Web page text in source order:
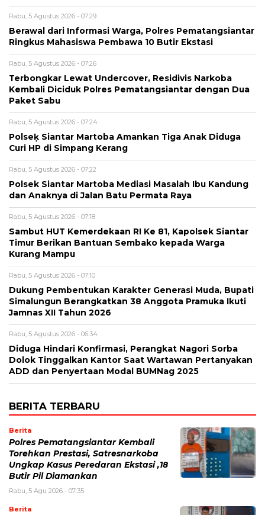
Rabu, 5 Agustus 2026 - 07:29
Berawal dari Informasi Warga, Polres Pematangsiantar
Ringkus Mahasiswa Pembawa 10 Butir Ekstasi
Rabu, 5 Agustus 2026 - 07:26
Terbongkar Lewat Undercover, Residivis Narkoba
Kembali Diciduk Polres Pematangsiantar dengan Dua
Paket Sabu
Rabu, 5 Agustus 2026 - 07:24
Polseķ Siantar Martoba Amankan Tiga Anak Diduga
Curi HP di Simpang Kerang
Rabu, 5 Agustus 2026 - 07:22
Polsek Siantar Martoba Mediasi Masalah Ibu Kandung
dan Anaknya di Jalan Batu Permata Raya
Rabu, 5 Agustus 2026 - 07:18
Sambut HUT Kemerdekaan RI Ke 81, Kapolsek Siantar
Timur Berikan Bantuan Sembako kepada Warga
Kurang Mampu
Rabu, 5 Agustus 2026 - 07:10
Dukung Pembentukan Karakter Generasi Muda, Bupati
Simalungun Berangkatkan 38 Anggota Pramuka Ikuti
Jamnas XII Tahun 2026
Rabu, 5 Agustus 2026 - 06:34
Diduga Hindari Konfirmasi, Perangkat Nagori Sorba
Dolok Tinggalkan Kantor Saat Wartawan Pertanyakan
ADD dan Penyertaan Modal BUMNag 2025
BERITA TERBARU
Berita
Polres Pematangsiantar Kembali
Torehkan Prestasi, Satresnarkoba
Ungkap Kasus Peredaran Ekstasi ,18
Butir Pil Diamankan
Rabu, 5 Agu 2026 - 07:35
Berita